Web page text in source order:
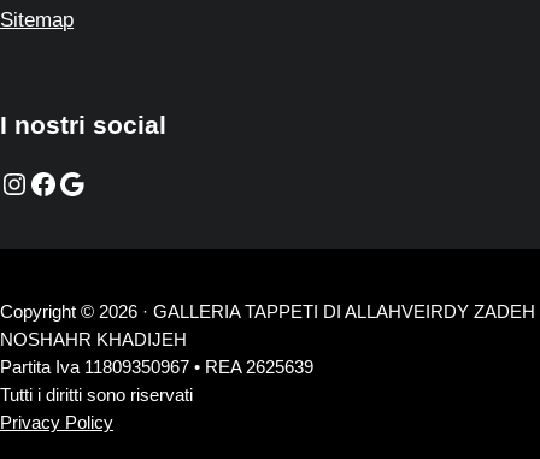
Sitemap
I nostri social
Instagram
Facebook
Google
Copyright © 2026 · GALLERIA TAPPETI DI ALLAHVEIRDY ZADEH
NOSHAHR KHADIJEH
Partita Iva 11809350967 • REA 2625639
Tutti i diritti sono riservati
Privacy Policy